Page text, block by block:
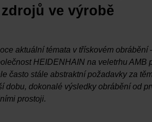
ve výrobě
aktuální témata v třískovém obrábění
HEIDENHAIN na veletrhu AMB
často stále abstraktní požadavky za
dobu, dokonalé výsledky obrábění od
prostoji.